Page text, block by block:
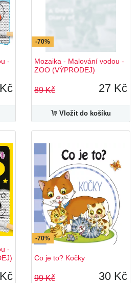
-
-70%
Mozaika - Malování vodou -
ZOO (VÝPRODEJ)
89 Kč 27 Kč
Vložit do košíku
-
-70%
Co je to? Kočky
99 Kč 30 Kč